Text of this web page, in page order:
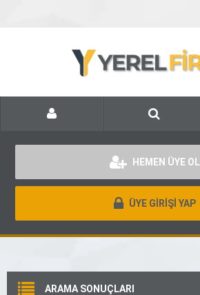
HEMEN ÜYE OL
ÜYE GİRİŞİ YAP
ARAMA SONUÇLARI